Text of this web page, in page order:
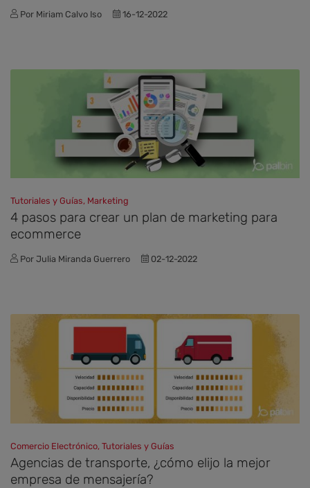
Por Miriam Calvo Iso 16-12-2022
Tutoriales y Guías, Marketing
4 pasos para crear un plan de marketing para
ecommerce
Por Julia Miranda Guerrero 02-12-2022
Comercio Electrónico, Tutoriales y Guías
Agencias de transporte, ¿cómo elijo la mejor
empresa de mensajería?